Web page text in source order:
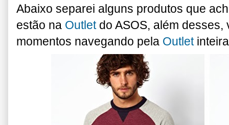
Abaixo separei alguns produtos que
estão na Outletdo ASOS, além desses,
momentos navegando pela Outlet